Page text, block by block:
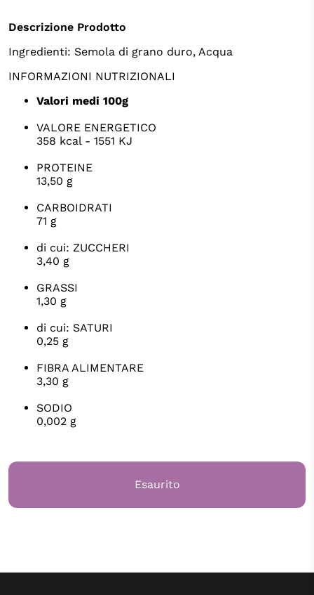
Descrizione Prodotto
Ingredienti: Semola di grano duro, Acqua
INFORMAZIONI NUTRIZIONALI
Valori medi 100g
VALORE ENERGETICO
358 kcal - 1551 KJ
PROTEINE
13,50 g
CARBOIDRATI
71 g
di cui: ZUCCHERI
3,40 g
GRASSI
1,30 g
di cui: SATURI
0,25 g
FIBRA ALIMENTARE
3,30 g
SODIO
0,002 g
Esaurito